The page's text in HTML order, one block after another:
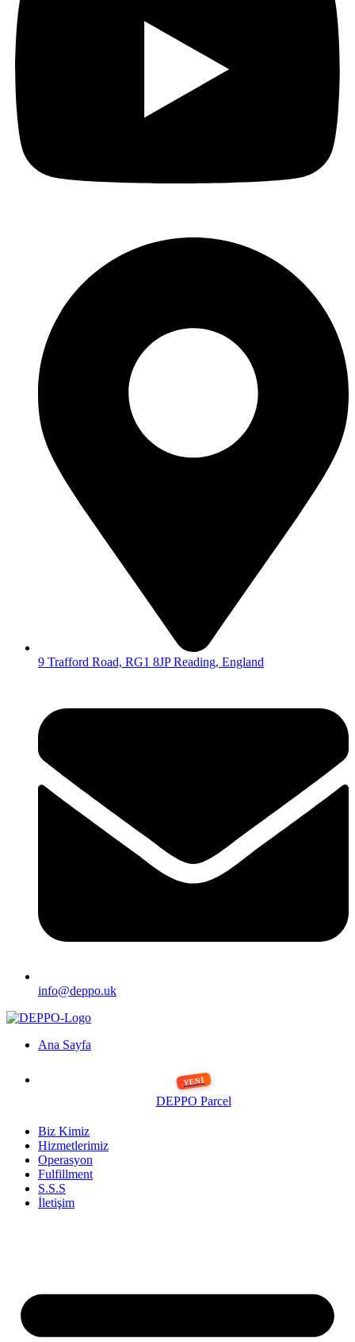
9 Trafford Road, RG1 8JP Reading, England
info@deppo.uk
Ana Sayfa
DEPPO Parcel
Biz Kimiz
Hizmetlerimiz
Operasyon
Fulfillment
S.S.S
İletişim